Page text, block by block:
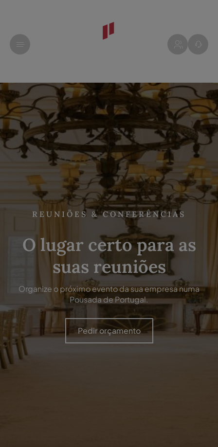
REUNIÕES & CONFERÊNCIAS
O lugar certo para as
suas reuniões
Organize o próximo evento da sua empresa numa
Pousada de Portugal.
Pedir orçamento